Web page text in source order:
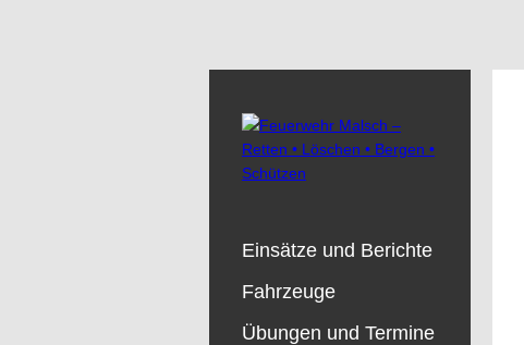
Einsätze und Berichte
Fahrzeuge
Übungen und Termine